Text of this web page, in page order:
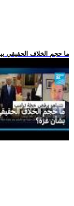
.. ما حجم الخلاف الحقيقي